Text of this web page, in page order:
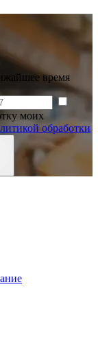
время
моих
обработки